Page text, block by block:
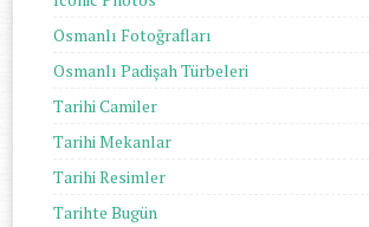
Osmanlı Fotoğrafları
Osmanlı Padişah Türbeleri
Tarihi Camiler
Tarihi Mekanlar
Tarihi Resimler
Tarihte Bugün